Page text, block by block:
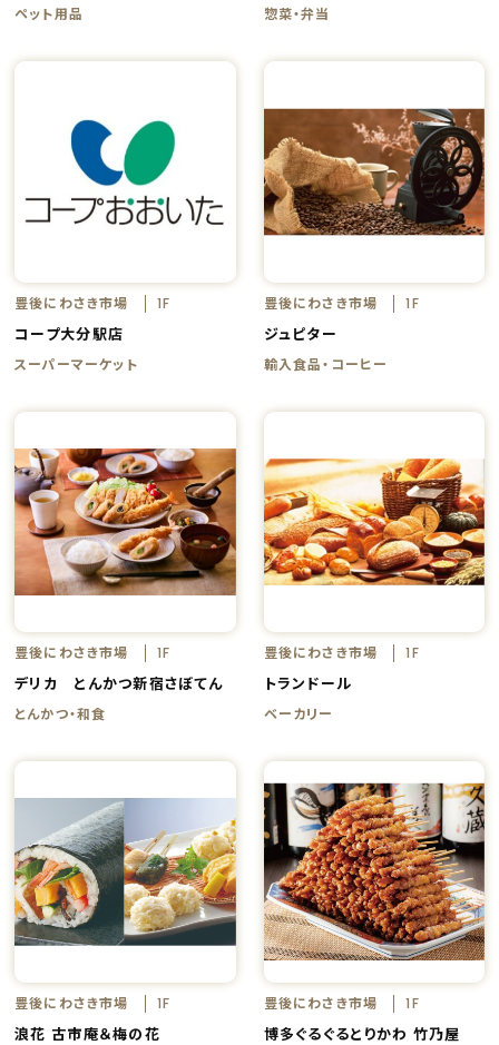
ペット用品 惣菜・弁当
豊後にわさき市場 1F
コープ大分駅店
スーパーマーケット
豊後にわさき市場 1F
ジュピター
輸入食品・コーヒー
豊後にわさき市場 1F
デリカ とんかつ新宿さぼてん
とんかつ・和食
豊後にわさき市場 1F
トランドール
ベーカリー
豊後にわさき市場 1F
浪花 古市庵＆梅の花
豊後にわさき市場 1F
博多ぐるぐるとりかわ 竹乃屋